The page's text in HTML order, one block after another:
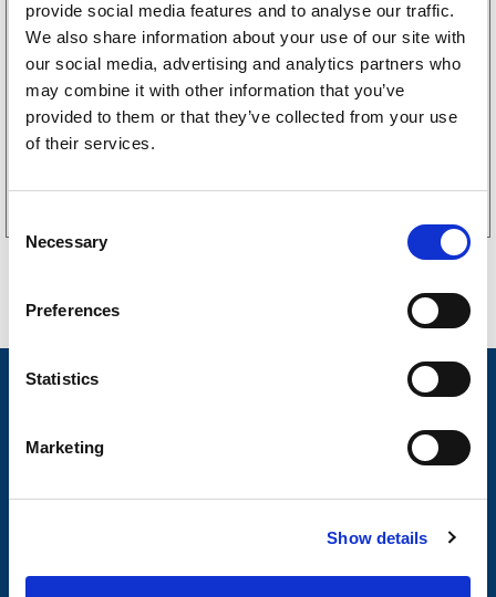
provide social media features and to analyse our traffic.
We also share information about your use of our site with
our social media, advertising and analytics partners who
may combine it with other information that you’ve
provided to them or that they’ve collected from your use
of their services.
n
Necessary
Preferences
Statistics
Marketing
Show details
3160052
LGF skilt Selvklebende
256kr (205kr eks. mva)
Nyheter